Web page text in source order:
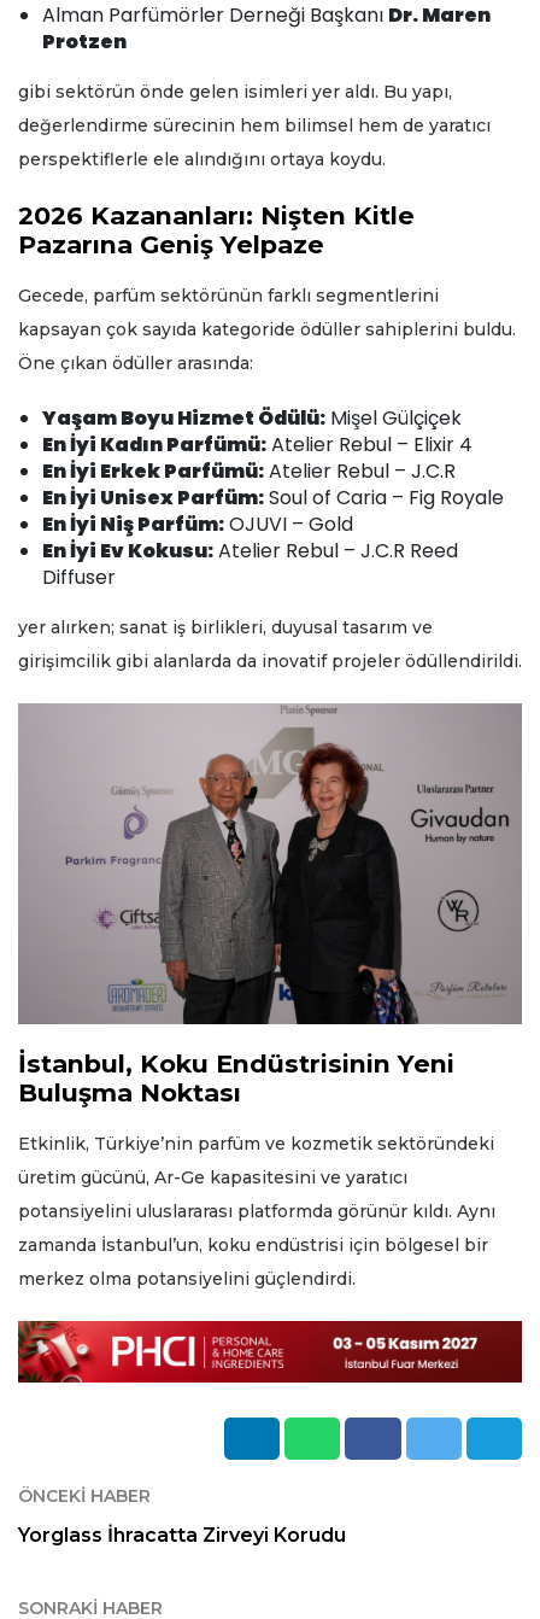
Alman Parfümörler Derneği Başkanı Dr. Maren
Protzen
gibi sektörün önde gelen isimleri yer aldı. Bu yapı,
değerlendirme sürecinin hem bilimsel hem de yaratıcı
perspektiflerle ele alındığını ortaya koydu.
2026 Kazananları: Nişten Kitle
Pazarına Geniş Yelpaze
Gecede, parfüm sektörünün farklı segmentlerini
kapsayan çok sayıda kategoride ödüller sahiplerini buldu.
Öne çıkan ödüller arasında:
Yaşam Boyu Hizmet Ödülü: Mişel Gülçiçek
En İyi Kadın Parfümü:Atelier Rebul – Elixir 4
En İyi Erkek Parfümü:Atelier Rebul – J.C.R
En İyi Unisex Parfüm:Soul of Caria – Fig Royale
En İyi Niş Parfüm:OJUVI – Gold
En İyi Ev Kokusu:Atelier Rebul – J.C.R Reed
Diffuser
yer alırken; sanat iş birlikleri, duyusal tasarım ve
girişimcilik gibi alanlarda da inovatif projeler ödüllendirildi.
İstanbul, Koku Endüstrisinin Yeni
Buluşma Noktası
Etkinlik, Türkiye’nin parfüm ve kozmetik sektöründeki
üretim gücünü, Ar-Ge kapasitesini ve yaratıcı
potansiyelini uluslararası platformda görünür kıldı. Aynı
zamanda İstanbul’un, koku endüstrisi için bölgesel bir
merkez olma potansiyelini güçlendirdi.
ÖNCEKI HABER
Yorglass İhracatta Zirveyi Korudu
SONRAKI HABER